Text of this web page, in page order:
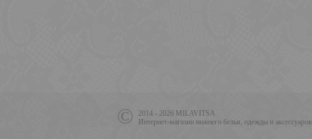
2014 - 2026 MILAVITSA
Интернет-магазин нижнего белья, одежды и аксессуаров